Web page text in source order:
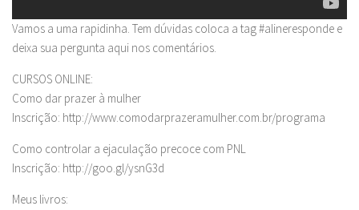
Vamos a uma rapidinha. Tem dúvidas coloca a tag #alineresponde e
deixa sua pergunta aqui nos comentários.
CURSOS ONLINE:
Como dar prazer à mulher
Inscrição: http://www.comodarprazeramulher.com.br/programa
Como controlar a ejaculação precoce com PNL
Inscrição: http://goo.gl/ysnG3d
Meus livros: